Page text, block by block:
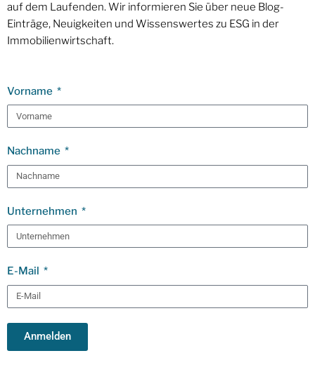
auf dem Laufenden. Wir informieren Sie über neue Blog-
Einträge, Neuigkeiten und Wissenswertes zu ESG in der
Immobilienwirtschaft.
Vorname
Nachname
Unternehmen
E-Mail
Anmelden